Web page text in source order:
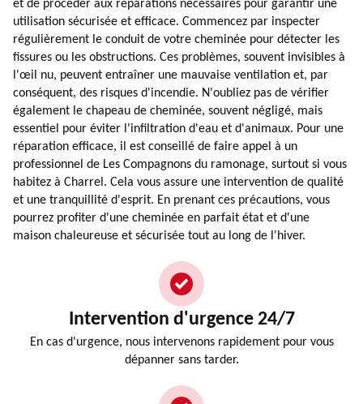
et de procéder aux réparations nécessaires pour garantir une
utilisation sécurisée et efficace. Commencez par inspecter
régulièrement le conduit de votre cheminée pour détecter les
fissures ou les obstructions. Ces problèmes, souvent invisibles à
l'œil nu, peuvent entraîner une mauvaise ventilation et, par
conséquent, des risques d'incendie. N'oubliez pas de vérifier
également le chapeau de cheminée, souvent négligé, mais
essentiel pour éviter l'infiltration d'eau et d'animaux. Pour une
réparation efficace, il est conseillé de faire appel à un
professionnel de Les Compagnons du ramonage, surtout si vous
habitez à Charrel. Cela vous assure une intervention de qualité
et une tranquillité d'esprit. En prenant ces précautions, vous
pourrez profiter d'une cheminée en parfait état et d'une
maison chaleureuse et sécurisée tout au long de l'hiver.
Intervention d'urgence 24/7
En cas d'urgence, nous intervenons rapidement pour vous
dépanner sans tarder.